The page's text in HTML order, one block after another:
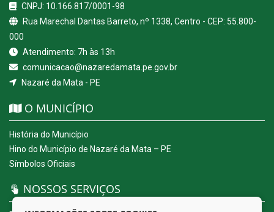
CNPJ: 10.166.817/0001-98
Rua Marechal Dantas Barreto, nº 1338, Centro - CEP: 55.800-
000
Atendimento: 7h às 13h
comunicacao@nazaredamata.pe.gov.br
Nazaré da Mata - PE
O MUNICÍPIO
História do Município
Hino do Município de Nazaré da Mata – PE
Símbolos Oficiais
NOSSOS SERVIÇOS